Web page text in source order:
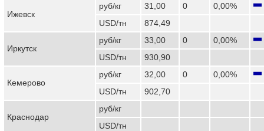
Ижевск
руб/кг 31,00 0
0,00%
USD/тн
874,49
Иркутск
руб/кг 33,00 0
0,00%
USD/тн
930,90
Кемерово
руб/кг 32,00 0
0,00%
USD/тн
902,70
Краснодар
руб/кг
USD/тн